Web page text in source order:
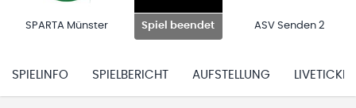
SPARTA Münster Spiel beendet ASV Senden 2
SPIELINFO SPIELBERICHT AUFSTELLUNG LIVETICKER